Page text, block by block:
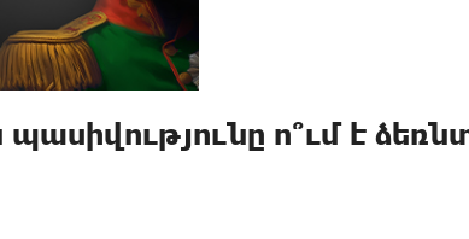
ո՞ւմ է